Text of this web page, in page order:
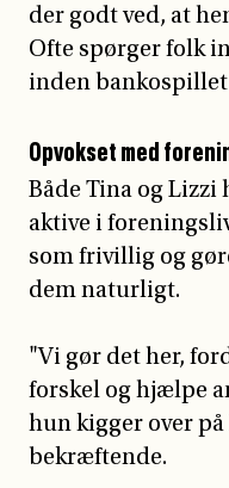
der godt ved, at
Ofte spørger folk
inden bankospillet
Opvokset med
Både Tina og
aktive i
som frivillig og
dem naturligt.
"Vi gør det her,
forskel og hjælpe
hun kigger over
bekræftende.